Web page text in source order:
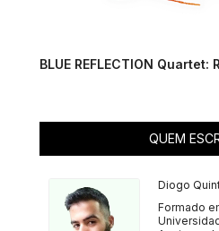
BLUE REFLECTION Quartet:
QUEM
Diogo
Formado